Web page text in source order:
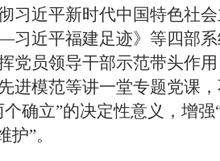
习近平新时代中国特色社
近平福建足迹》等四部
党员领导干部示范带头作
进模范等讲一堂专题党课
个确立”的决定性意义，增
护”。